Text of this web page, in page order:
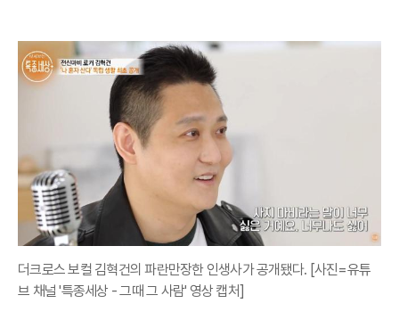
더크로스 보컬 김혁건의 파란만장한 인생사가 공개됐다. [사진=유튜
브 채널 '특종세상 - 그때 그 사람' 영상 캡처]